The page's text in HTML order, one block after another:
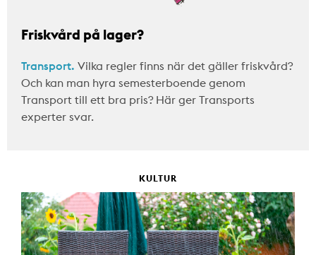
Friskvård på lager?
Transport. Vilka regler finns när det gäller friskvård?
Och kan man hyra semesterboende genom
Transport till ett bra pris? Här ger Transports
experter svar.
KULTUR